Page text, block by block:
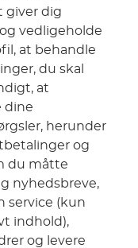
giver dig
vedligeholde
at behandle
du skal
at
dine
herunder
og
du måtte
nyhedsbreve,
service (kun
indhold),
og levere